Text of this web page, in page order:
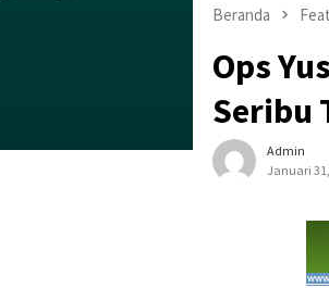
Beranda
Ops
Seribu
Admin
Januari